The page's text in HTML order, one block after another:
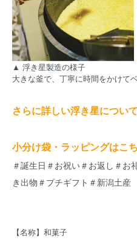
▲ 浮き星製造の様子
大きな釜で、丁寧に時間をかけて
さらに詳しい浮き星につい
小分け袋・ラッピングはこ
＃誕生日＃お祝い＃お返し＃お
き出物＃プチギフト＃新潟土産
【名称】和菓子